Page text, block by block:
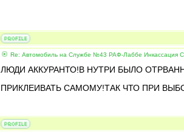
Re: Автомобиль на Службе №43 РАФ-Лаббе Инкассация
ЛЮДИ АККУРАНТО!В НУТРИ БЫЛО
ПРИКЛЕИВАТЬ САМОМУ!ТАК ЧТО ПРИ